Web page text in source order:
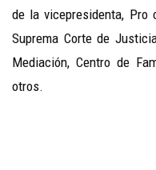
de la vicepresidenta, Pro
Suprema Corte de
Mediación, Centro de
otros.